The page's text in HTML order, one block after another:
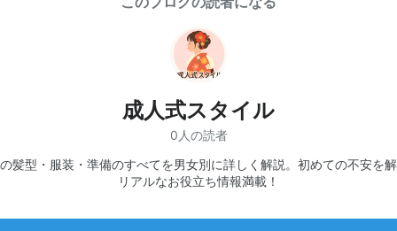
成人式スタイル
0人の読者
髪型・服装・準備のすべてを男女別に詳しく解説。初めての不安を
リアルなお役立ち情報満載！